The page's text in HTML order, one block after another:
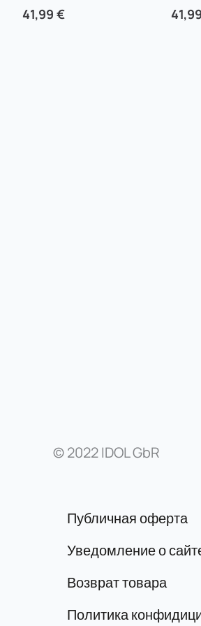
41,99 €
© 2022 IDOL GbR
Публичная оферта
Уведомление о
Возврат товара
Политика